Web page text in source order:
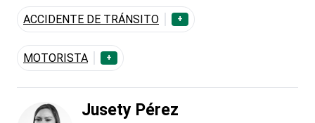
ACCIDENTE DE TRÁNSITO +
MOTORISTA +
Jusety Pérez